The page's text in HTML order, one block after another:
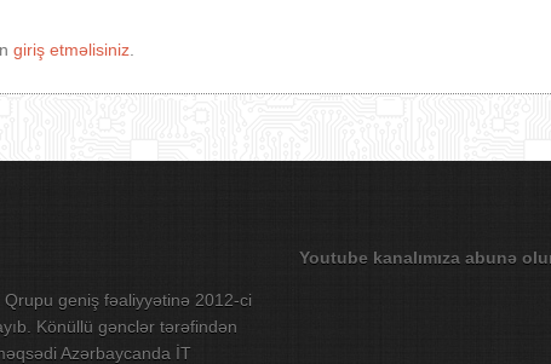
giriş etməlisiniz
geniş fəaliyyətinə 2012-ci
Könüllü gənclər tərəfindən
Azərbaycanda İT
Youtube kanalımıza abunə